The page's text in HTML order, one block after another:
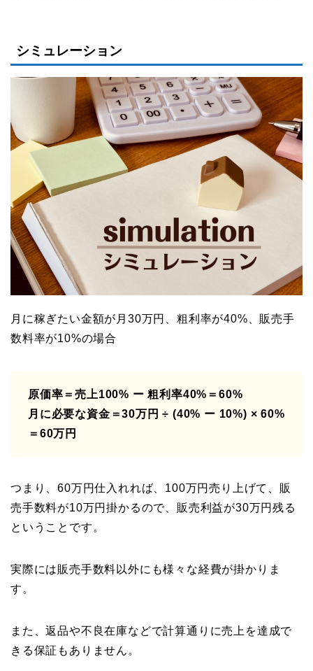
シミュレーション
月に稼ぎたい金額が月30万円、粗利率が40%、販売手
数料率が10%の場合
原価率＝売上100% ー 粗利率40%＝60%
月に必要な資金＝30万円 ÷ (40% ー 10%) × 60%
＝60万円
つまり、60万円仕入れれば、100万円売り上げて、販
売手数料が10万円掛かるので、販売利益が30万円残る
ということです。
実際には販売手数料以外にも様々な経費が掛かりま
す。
また、返品や不良在庫などで計算通りに売上を達成で
きる保証もありません。